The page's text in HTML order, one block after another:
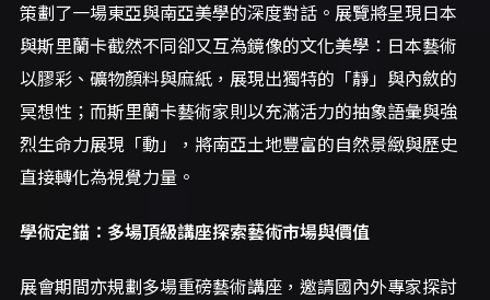
策劃了一場東亞與南亞美學的深度對話。展覽將呈現日本
與斯里蘭卡截然不同卻又互為鏡像的文化美學：日本藝術
以膠彩、礦物顏料與麻紙，展現出獨特的「靜」與內斂的
冥想性；而斯里蘭卡藝術家則以充滿活力的抽象語彙與強
烈生命力展現「動」，將南亞土地豐富的自然景緻與歷史
直接轉化為視覺力量。
學術定錨：多場頂級講座探索藝術市場與價值
展會期間亦規劃多場重磅藝術講座，邀請國內外專家探討